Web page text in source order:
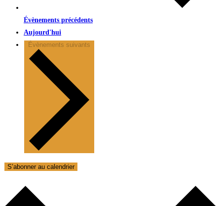
Évènements précédents
Aujourd'hui
Évènements suivants
S’abonner au calendrier